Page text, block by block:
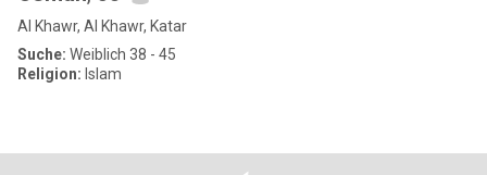
Al Khawr, Al Khawr, Katar
Suche: Weiblich 38 - 45
Religion: Islam